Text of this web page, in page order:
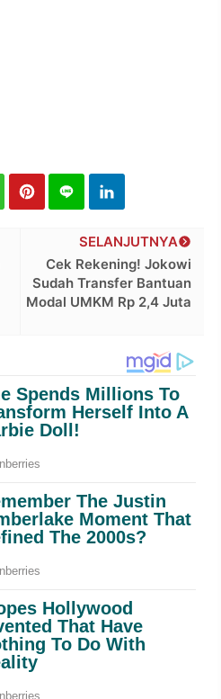
SELANJUTNYA
Cek Rekening! Jokowi
Sudah Transfer Bantuan
Modal UMKM Rp 2,4 Juta